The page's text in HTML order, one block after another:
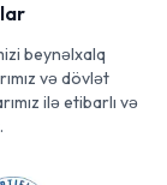
beynəlxalq
və dövlət
ilə etibarlı və